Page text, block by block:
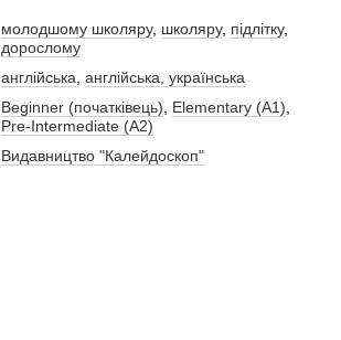
молодшому школяру, школяру, підлітку,
дорослому
англійська англійська, українська
Beginner (початківець) Elementary (A1)
Pre-Intermediate (A2)
Видавництво "Калейдоскоп"